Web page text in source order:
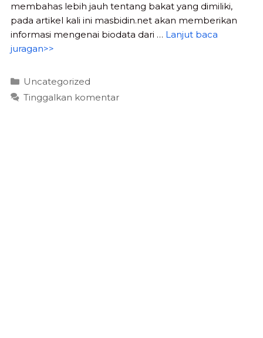
membahas lebih jauh tentang bakat yang dimiliki,
pada artikel kali ini masbidin.net akan memberikan
informasi mengenai biodata dari … Lanjut baca
juragan>>
Kategori
Uncategorized
Tinggalkan komentar